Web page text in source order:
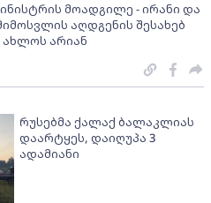
მოადგილე - ირანი და
აღდგენის შესახებ
ახლოს არიან
რუსებმა ქალაქ ბალაკლიას
დაარტყეს, დაიღუპა 3
ადამიანი